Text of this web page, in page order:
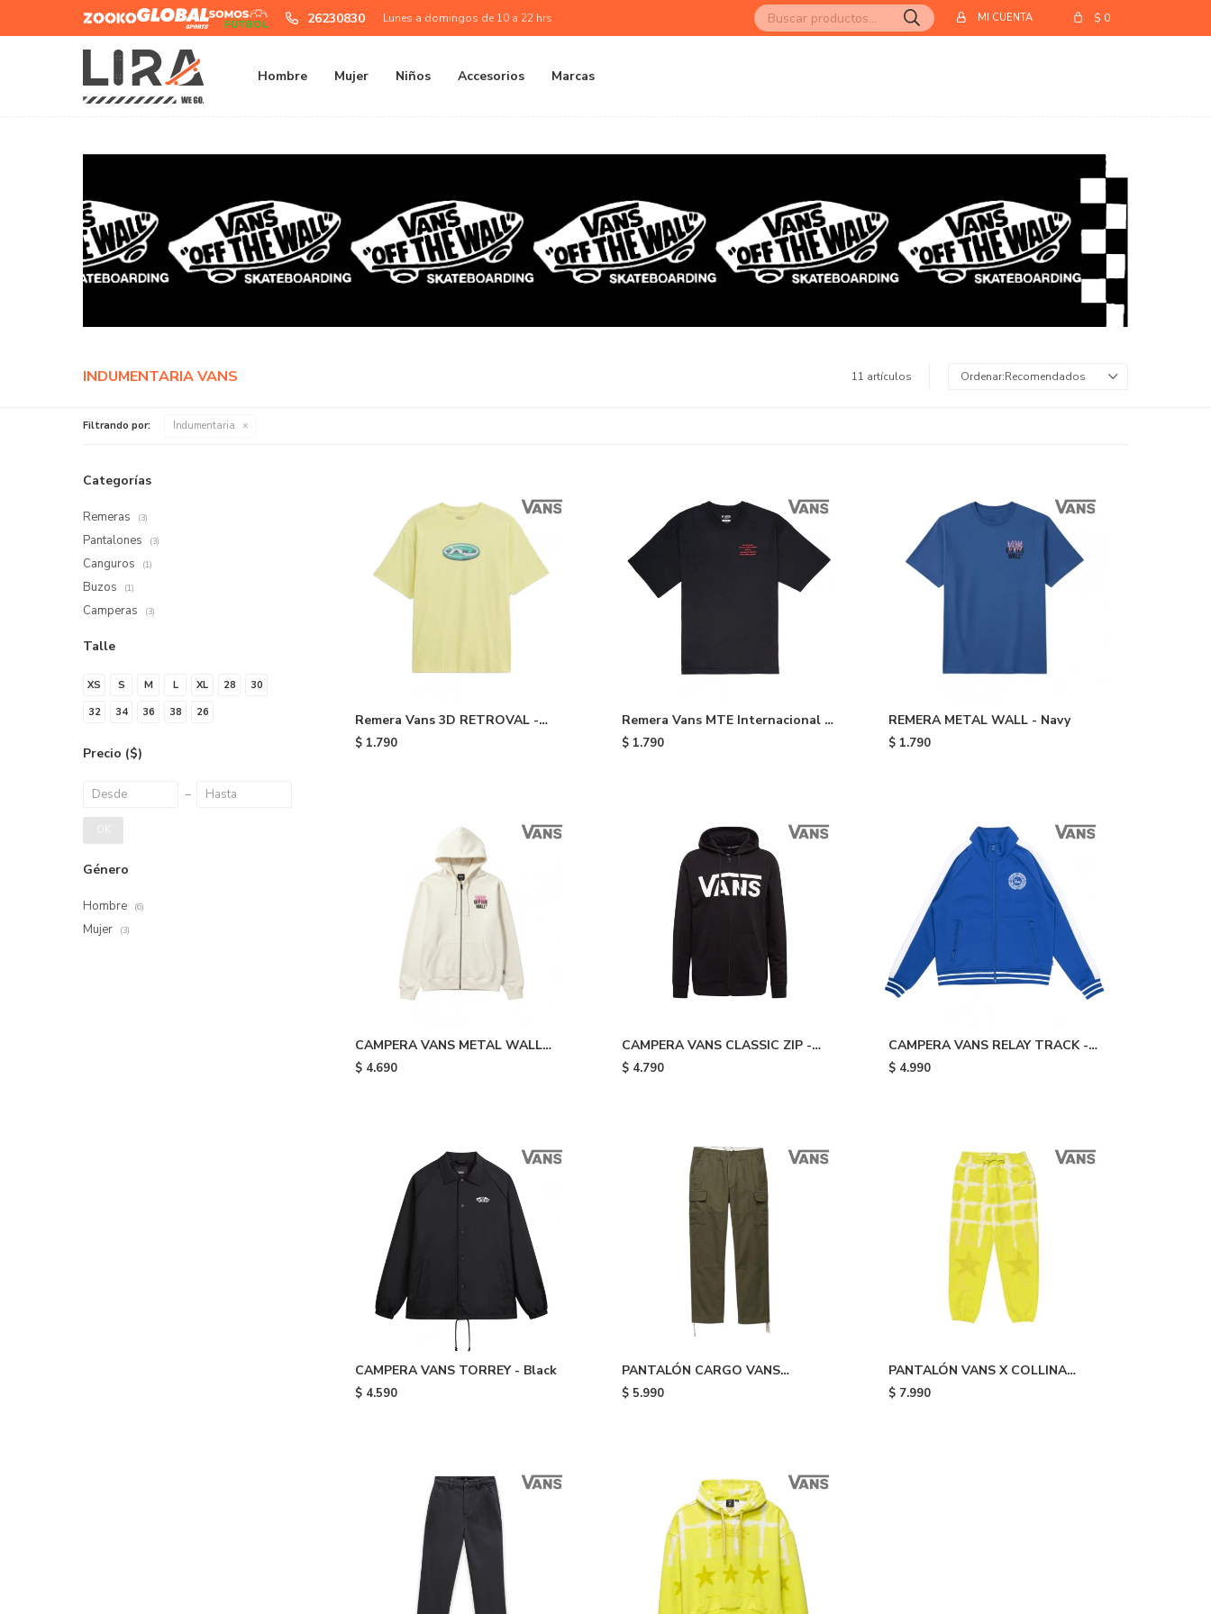
Hombre Mujer Niños Accesorios Marcas
$ 0
Futbol
26230830 Lunes a domingos de 10 a 22 hrs
INDUMENTARIA VANS 11 artículos Recomendados
Filtrando por: Indumentaria
Remera Vans 3D RETROVAL -
Yellow
$ 1.790
Remera Vans MTE Internacional -
Black
$ 1.790
REMERA METAL WALL - Navy
$ 1.790
CAMPERA VANS METAL WALL
FULL ZIP - White
$ 4.690
CAMPERA VANS CLASSIC ZIP -
Black
$ 4.790
CAMPERA VANS RELAY TRACK -
Blue/white
$ 4.990
CAMPERA VANS TORREY - Black
$ 4.590
PANTALÓN CARGO VANS
SERVICE - Green
$ 5.990
PANTALÓN VANS X COLLINA
STRADA - Yellow
$ 7.990
Categorías
Remeras (3)
Pantalones (3)
Canguros (1)
Buzos (1)
Camperas (3)
Talle
XS S M L XL 28
30
32
34 36 38 26
Precio ($)
OK
Género
Hombre (6)
Mujer (3)